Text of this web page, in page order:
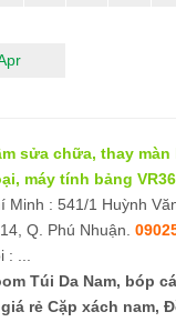
sửa chữa, thay màn
máy tính bảng
Minh : 541/1 Huỳnh
Q. Phú Nhuận.
...
Túi Da Nam, bóp
rẻ Cặp xách nam,